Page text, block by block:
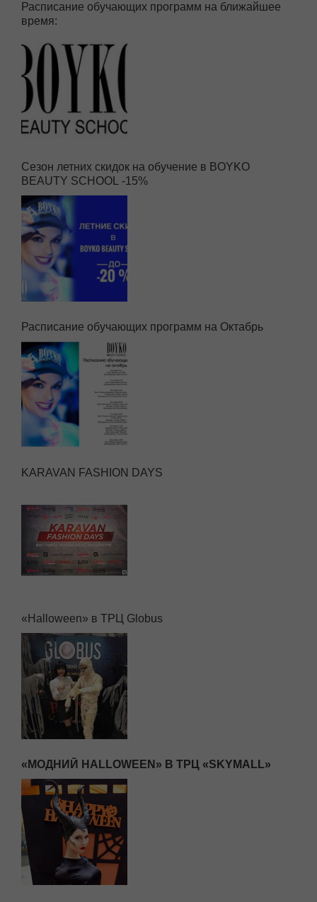
Расписание обучающих программ на ближайшее
время:
Сезон летних скидок на обучение в BOYKO
BEAUTY SCHOOL -15%
Расписание обучающих программ на Октабрь
KARAVAN FASHION DAYS
«Halloween» в ТРЦ Globus
«МОДНИЙ HALLOWEEN» В ТРЦ «SKYMALL»